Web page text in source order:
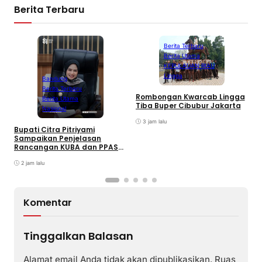
Berita Terbaru
Bandung
Berita Terbaru
Berita Utama
Nasional
Bupati Citra Pitriyami
Sampaikan Penjelasan
Rancangan KUBA dan PPASP
2 jam lalu
Berita Terbaru
Berita Utama
KEPULAUAN RIAU
Lingga
Rombongan Kwarcab Lingga
Tiba Buper Cibubur Jakarta
3 jam lalu
Komentar
Tinggalkan Balasan
Alamat email Anda tidak akan dipublikasikan. Ruas